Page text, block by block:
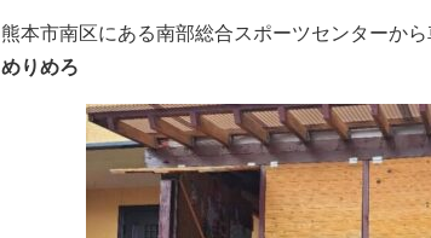
熊本市南区にある南部総合スポーツセンターか
めりめろ